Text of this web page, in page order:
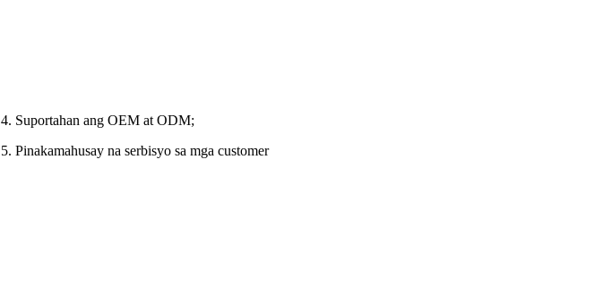
4. Suportahan ang OEM at ODM;
5. Pinakamahusay na serbisyo sa mga customer